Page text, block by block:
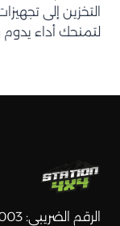
التخزين إلى
لتمنحك أداء
الرقم الضريبي: 300053002700003